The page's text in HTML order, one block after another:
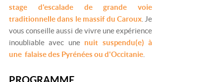
stage d'escalade de grande voie
traditionnelle dans le massif du Caroux. Je
vous conseille aussi de vivre une expérience
inoubliable avec une nuit suspendu(e) à
une falaise des Pyrénées ou d'Occitanie.
PROGRAMME